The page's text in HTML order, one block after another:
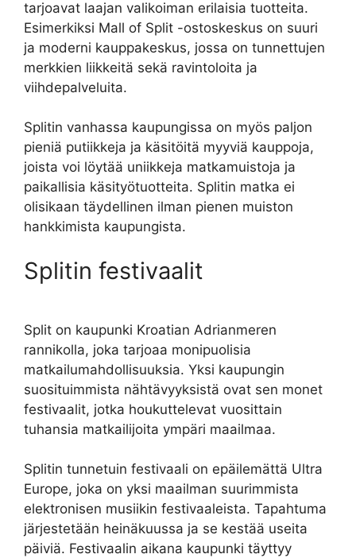
tarjoavat laajan valikoiman erilaisia tuotteita.
Esimerkiksi Mall of Split -ostoskeskus on suuri
ja moderni kauppakeskus, jossa on tunnettujen
merkkien liikkeitä sekä ravintoloita ja
viihdepalveluita.
Splitin vanhassa kaupungissa on myös paljon
pieniä putiikkeja ja käsitöitä myyviä kauppoja,
joista voi löytää uniikkeja matkamuistoja ja
paikallisia käsityötuotteita. Splitin matka ei
olisikaan täydellinen ilman pienen muiston
hankkimista kaupungista.
Splitin festivaalit
Split on kaupunki Kroatian Adrianmeren
rannikolla, joka tarjoaa monipuolisia
matkailumahdollisuuksia. Yksi kaupungin
suosituimmista nähtävyyksistä ovat sen monet
festivaalit, jotka houkuttelevat vuosittain
tuhansia matkailijoita ympäri maailmaa.
Splitin tunnetuin festivaali on epäilemättä Ultra
Europe, joka on yksi maailman suurimmista
elektronisen musiikin festivaaleista. Tapahtuma
järjestetään heinäkuussa ja se kestää useita
päiviä. Festivaalin aikana kaupunki täyttyy